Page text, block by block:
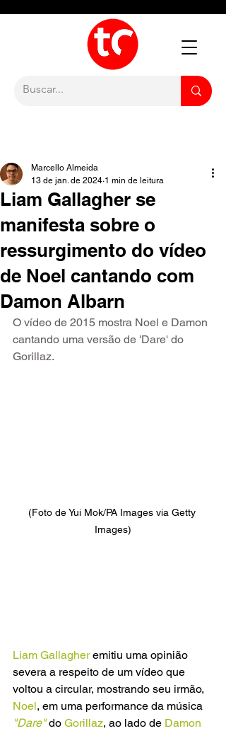
Liam Gallagher se
manifesta sobre o
ressurgimento do vídeo
de Noel cantando com
Damon Albarn
Marcello Almeida
13 de jan. de 2024 1 min de leitura
O vídeo de 2015 mostra Noel e Damon
cantando uma versão de 'Dare' do
Gorillaz.
(Foto de Yui Mok/PA Images via Getty
Images)
Liam Gallagher emitiu uma opinião
severa a respeito de um vídeo que
voltou a circular, mostrando seu irmão,
Noel, em uma performance da música
"Dare" do Gorillaz, ao lado de Damon